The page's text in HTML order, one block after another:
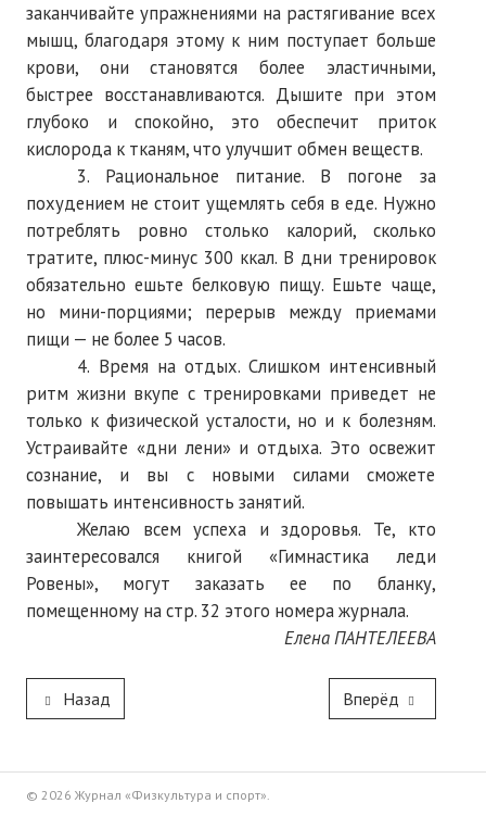
заканчивайте упражнениями на растягивание всех
мышц, благодаря этому к ним поступает больше
крови, они становятся более эластичными,
быстрее восстанавливаются. Дышите при этом
глубоко и спокойно, это обеспечит приток
кислорода к тканям, что улучшит обмен веществ.
3. Рациональное питание. В погоне за
похудением не стоит ущемлять себя в еде. Нужно
потреблять ровно столько калорий, сколько
тратите, плюс-минус 300 ккал. В дни тренировок
обязательно ешьте белковую пищу. Ешьте чаще,
но мини-порциями; перерыв между приемами
пищи — не более 5 часов.
4. Время на отдых. Слишком интенсивный
ритм жизни вкупе с тренировками приведет не
только к физической усталости, но и к болезням.
Устраивайте «дни лени» и отдыха. Это освежит
сознание, и вы с новыми силами сможете
повышать интенсивность занятий.
Желаю всем успеха и здоровья. Те, кто
заинтересовался книгой «Гимнастика леди
Ровены», могут заказать ее по бланку,
помещенному на стр. 32 этого номера журнала.
Елена ПАНТЕЛЕЕВА
Назад Вперёд
© 2026 Журнал «Физкультура и спорт».